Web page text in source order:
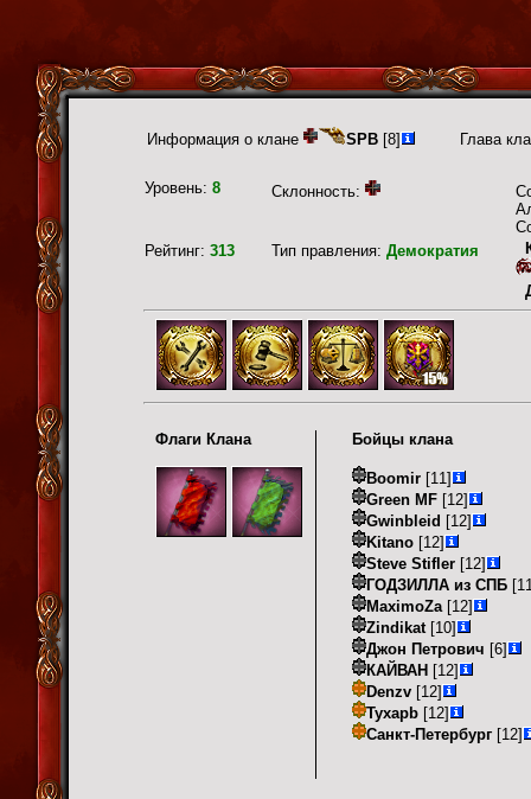
Информация о клане SPB [8] Глава
Уровень: 8 Склонность:
Рейтинг: 313 Тип правления: Демократия
Флаги Клана Бойцы клана
Boomir [11]
Green MF [12]
Gwinbleid [12]
Kitano [12]
Steve Stifler [12]
ГОДЗИЛЛА из СПБ
MaximoZa [12]
Zindikat [10]
Джон Петрович [6]
КАЙВАН [12]
Denzv [12]
Tyxapb [12]
Санкт-Петербург [12]